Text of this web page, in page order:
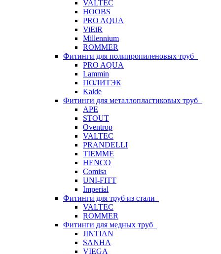
VALTEC
HOOBS
PRO AQUA
ViEiR
Millennium
ROMMER
Фитинги для полипропиленовых труб
PRO AQUA
Lammin
ПОЛИТЭК
Kalde
Фитинги для металлопластиковых труб
APE
STOUT
Oventrop
VALTEC
PRANDELLI
TIEMME
HENCO
Comisa
UNI-FITT
Imperial
Фитинги для труб из стали
VALTEC
ROMMER
Фитинги для медных труб
JINTIAN
SANHA
VIEGA